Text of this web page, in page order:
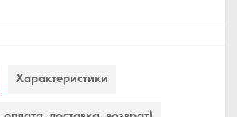
Характеристики